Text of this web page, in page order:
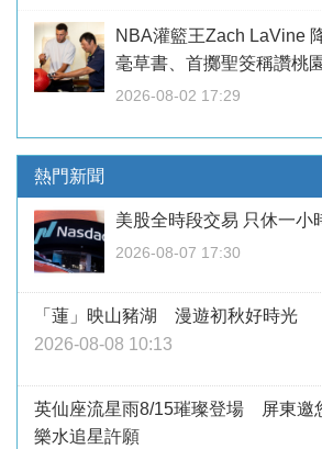
NBA灌籃王Zach LaVine
毫草書、首擲聖筊稱讚桃
2026-08-02 17:29
熱門新聞
美股全時段交易 只休一小
2026-08-07 17:30
「蓮」映山豬湖 漫遊初秋好時光
2026-08-08 10:13
英仙座流星雨8/15璀璨登場 屏東邀
樂水追星許願